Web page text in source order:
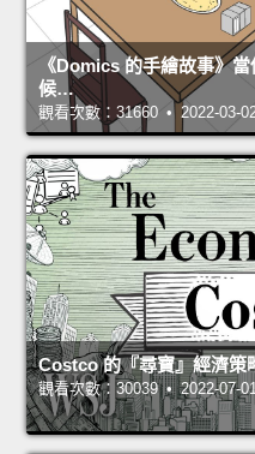
《Domics 的手繪故事》
候…
觀看次數：31660 • 2022-03-
Costco 的『尋寶』經濟策
觀看次數：30039 • 2022-07-